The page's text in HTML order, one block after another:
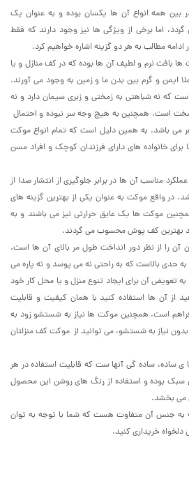
همه انواع آن ها یکسان بوده و به عنوان یک
اما برخی از ویژگی ها نیز وجود دارند که فقط
مطالب به هر دو گزینه اشاره خواهیم کرد.
بافت نرم و لطیف آن ها بوده که در کف منازل و یا
ایمن و گرم بین بدن ما و زمین به وجود می آورند.
که نه شباهتی به زمختی و زبری سیمان دارد و نه
است. همچنین به هیچ وجه سر نبوده و احتمال
می باشد. به همین دلیل است که تمام انواع موکت
خانواده های دارای فرزندان کوچک و افراد مسن
مناسب آن ها در برابر جلوگیری از انتشار صدا از
در واقع موکت به عنوان یکی از بهترین گزینه های
موکت ها یک عایق حرارتی نیز می باشند و به
بهترین کف پوش محسوب می گردند.
را از نظر دور انداخت طول مر بالای آن ها است.
حدی بالاست که به راحتی نه می پوسد و نه پاره می
تعویض آن برای ایجاد تنوع منزل و یا محل کار خود
از آن ها استفاده کنید با همان کیفیت و قابلیت
فراهم است. همچنین موکت ها نیاز به شستشو زود به
نیاز به شستشو، می توانید از موکت کف منزلتان
ساده گی آنها ست که قابلیت استفاده در هر
سبک بوده و استفاده از رنگ های روشن این محصول
می بخشد.
به جنس آن متفاوت هست که شما با توجه به توان
خریداری کنید.